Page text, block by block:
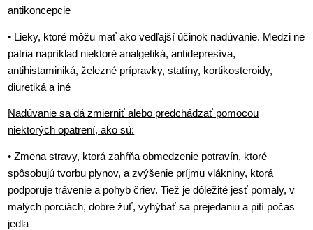
antikoncepcie
• Lieky, ktoré môžu mať ako vedľajší účinok nadúvanie. Medzi ne
patria napríklad niektoré analgetiká, antidepresíva,
antihistaminiká, železné prípravky, statíny, kortikosteroidy,
diuretiká a iné
Nadúvanie sa dá zmierniť alebo predchádzať pomocou
niektorých opatrení, ako sú:
• Zmena stravy, ktorá zahŕňa obmedzenie potravín, ktoré
spôsobujú tvorbu plynov, a zvýšenie príjmu vlákniny, ktorá
podporuje trávenie a pohyb čriev. Tiež je dôležité jesť pomaly, v
malých porciách, dobre žuť, vyhýbať sa prejedaniu a pití počas
jedla